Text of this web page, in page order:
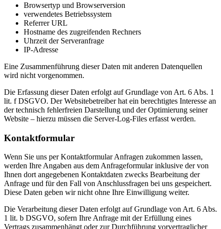
Browsertyp und Browserversion
verwendetes Betriebssystem
Referrer URL
Hostname des zugreifenden Rechners
Uhrzeit der Serveranfrage
IP-Adresse
Eine Zusammenführung dieser Daten mit anderen Datenquellen
wird nicht vorgenommen.
Die Erfassung dieser Daten erfolgt auf Grundlage von Art. 6 Abs. 1
lit. f DSGVO. Der Websitebetreiber hat ein berechtigtes Interesse an
der technisch fehlerfreien Darstellung und der Optimierung seiner
Website – hierzu müssen die Server-Log-Files erfasst werden.
Kontaktformular
Wenn Sie uns per Kontaktformular Anfragen zukommen lassen,
werden Ihre Angaben aus dem Anfrageformular inklusive der von
Ihnen dort angegebenen Kontaktdaten zwecks Bearbeitung der
Anfrage und für den Fall von Anschlussfragen bei uns gespeichert.
Diese Daten geben wir nicht ohne Ihre Einwilligung weiter.
Die Verarbeitung dieser Daten erfolgt auf Grundlage von Art. 6 Abs.
1 lit. b DSGVO, sofern Ihre Anfrage mit der Erfüllung eines
Vertrags zusammenhängt oder zur Durchführung vorvertraglicher